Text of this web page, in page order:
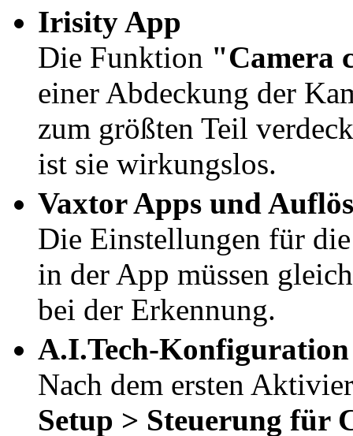
Irisity App
Die Funktion "Camera
einer Abdeckung der
zum größten Teil
ist sie wirkungslos.
Vaxtor Apps und
Die Einstellungen für
in der App müssen
bei der Erkennung.
A.I.Tech-Konfiguration
Nach dem ersten
Setup > Steuerung für